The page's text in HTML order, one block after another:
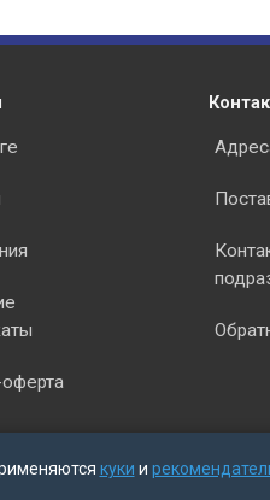
куки и